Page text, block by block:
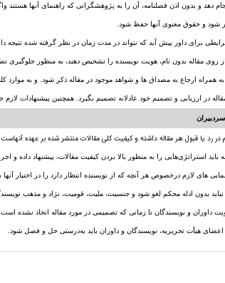
دهد و بدون اذن فصلنامه، آن را به پژوهشگرانی که راهنمای آنها
شود و حقوق معنوی آنها حفظ شود.
به همراه ارجاع به مصداق ها و شواهد موجود در مقاله ذکر شود. و به
در ارزیابی و تصمیم خود عادلانه تصمیم بگیرد. همچنین پیشنهادات